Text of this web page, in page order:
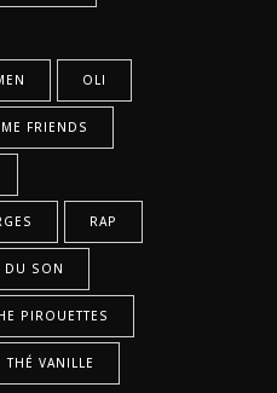
OLI
FRIENDS
RAP
DU SON
PIROUETTES
THÉ VANILLE